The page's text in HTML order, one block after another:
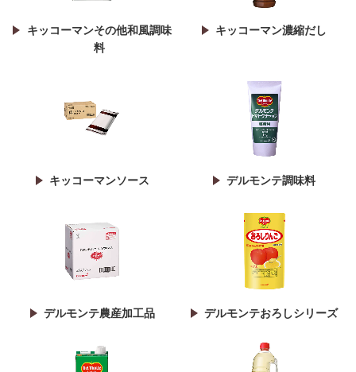
キッコーマンその他和風調味
料
キッコーマン濃縮だし
キッコーマンソース デルモンテ調味料
デルモンテ農産加工品 デルモンテおろしシリーズ